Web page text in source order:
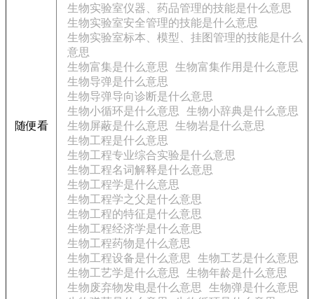
随便看
生物实验室仪器、药品管理的技能是什么意思
生物实验室安全管理的技能是什么意思
生物实验室标本、模型、挂图管理的技能是什么
意思
生物富集是什么意思
生物富集作用是什么意思
生物导弹是什么意思
生物导弹导向诊断是什么意思
生物小循环是什么意思
生物小辞典是什么意思
生物屏蔽是什么意思
生物岩是什么意思
生物工程是什么意思
生物工程专业综合实验是什么意思
生物工程名词解释是什么意思
生物工程学是什么意思
生物工程学之父是什么意思
生物工程的特征是什么意思
生物工程经济学是什么意思
生物工程药物是什么意思
生物工程设备是什么意思
生物工艺是什么意思
生物工艺学是什么意思
生物年龄是什么意思
生物废弃物发电是什么意思
生物弹是什么意思